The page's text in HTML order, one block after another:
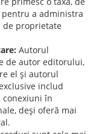
pentru a administra
proprietate
Autorul
de autor editorului,
el și autorul
includ
conexiuni în
deși oferă mai